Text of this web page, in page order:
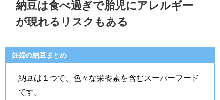
納豆は食べ過ぎで胎児にアレルギー
が現れるリスクもある
妊婦の納豆まとめ
納豆は１つで、色々な栄養素を含むスーパーフード
です。